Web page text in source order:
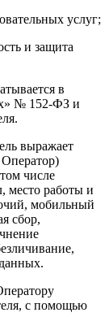
услуг;
и защита
в
№ 152-ФЗ и
выражает
Оператор)
числе
место работы и
мобильный
сбор,
с помощью